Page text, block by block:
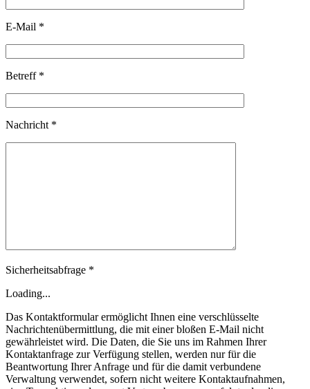
E-Mail *
Betreff *
Nachricht *
Sicherheitsabfrage *
Loading...
Das Kontaktformular ermöglicht Ihnen eine verschlüsselte
Nachrichtenübermittlung, die mit einer bloßen E-Mail nicht
gewährleistet wird. Die Daten, die Sie uns im Rahmen Ihrer
Kontaktanfrage zur Verfügung stellen, werden nur für die
Beantwortung Ihrer Anfrage und für die damit verbundene
Verwaltung verwendet, sofern nicht weitere Kontaktaufnahmen,